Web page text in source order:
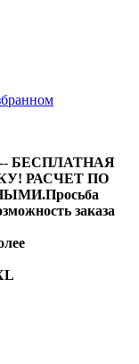
БЕСПЛАТНАЯ
РАСЧЕТ ПО
заказа